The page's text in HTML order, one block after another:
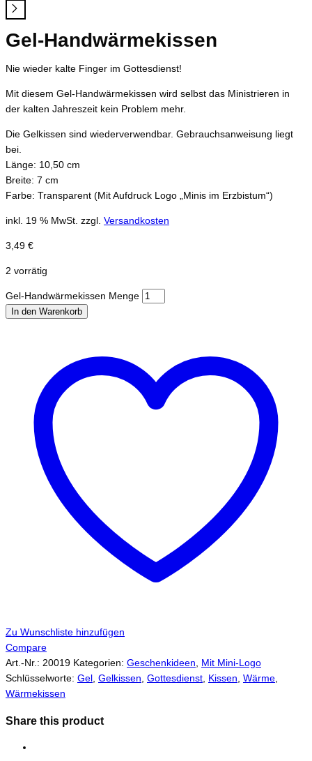
Gel-Handwärmekissen
Nie wieder kalte Finger im Gottesdienst!
Mit diesem Gel-Handwärmekissen wird selbst das Ministrieren in
der kalten Jahreszeit kein Problem mehr.
Die Gelkissen sind wiederverwendbar. Gebrauchsanweisung liegt
bei.
Länge: 10,50 cm
Breite: 7 cm
Farbe: Transparent (Mit Aufdruck Logo „Minis im Erzbistum“)
inkl. 19 % MwSt. zzgl. Versandkosten
3,49 €
2 vorrätig
Gel-Handwärmekissen Menge
In den Warenkorb
Zu Wunschliste hinzufügen
Compare
Art.-Nr.: 20019 Kategorien: Geschenkideen, Mit Mini-Logo
Schlüsselworte: Gel, Gelkissen, Gottesdienst, Kissen, Wärme,
Wärmekissen
Share this product